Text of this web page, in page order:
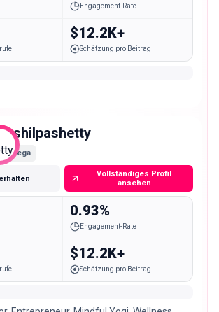
Engagement-Rate
$12.2K+
Schätzung pro Beitrag
Mega
Vollständiges Profil
ansehen
0.93%
Engagement-Rate
$12.2K+
Schätzung pro Beitrag